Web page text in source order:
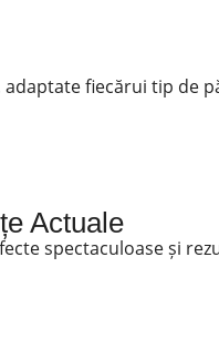
fiecărui tip de
Actuale
spectaculoase și